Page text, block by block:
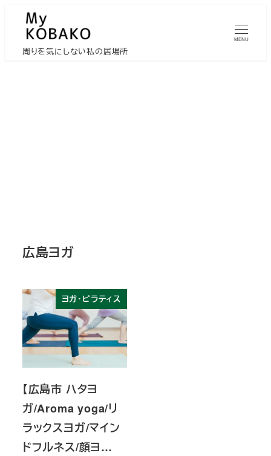
周りを気にしない私の居場所
MENU
広島ヨガ
ヨガ・ピラティス
【広島市 ハタヨ
ガ/Aroma yoga/リ
ラックスヨガ/マイン
ドフルネス/顔ヨ…